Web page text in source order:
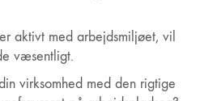
aktivt med arbejdsmiljøet, vil
væsentligt.
virksomhed med den rigtige